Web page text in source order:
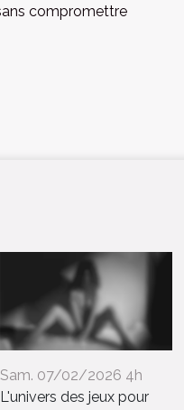
compromettre
Sam. 07/02/2026 4h
L'univers des jeux pour